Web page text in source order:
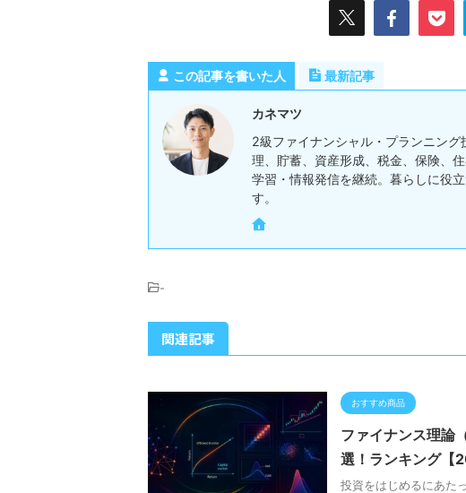
この記事を書いた人 最新記事
カネマツ
2級ファイナンシャル・プランニン
理、貯蓄、資産形成、税金、保険、
学習・情報発信を継続。暮らしに役
す。
-
関連記事
おすすめ商品
ファイナンス理論
選！ランキング【
投資をはじめるにあた